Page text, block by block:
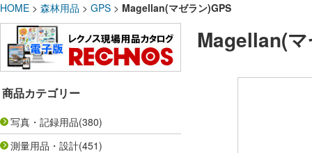
HOME > 森林用品 > GPS > Magellan(マゼラン)GPS
商品カテゴリー
写真・記録用品(380)
測量用品・設計(451)
Magellan(